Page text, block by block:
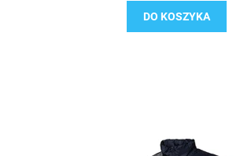
DO KOSZYKA